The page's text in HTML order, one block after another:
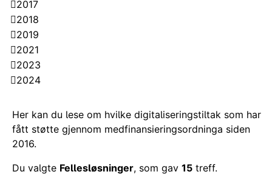
2017
2018
2019
2021
2023
2024
Her kan du lese om hvilke digitaliseringstiltak som har
fått støtte gjennom medfinansieringsordninga siden
2016.
Du valgte Fellesløsninger, som gav 15 treff.